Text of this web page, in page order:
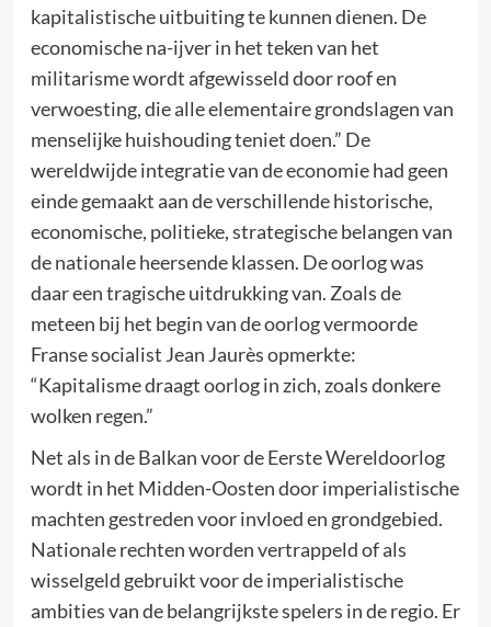
kapitalistische uitbuiting te kunnen dienen. De
economische na-ijver in het teken van het
militarisme wordt afgewisseld door roof en
verwoesting, die alle elementaire grondslagen van
menselijke huishouding teniet doen.” De
wereldwijde integratie van de economie had geen
einde gemaakt aan de verschillende historische,
economische, politieke, strategische belangen van
de nationale heersende klassen. De oorlog was
daar een tragische uitdrukking van. Zoals de
meteen bij het begin van de oorlog vermoorde
Franse socialist Jean Jaurès opmerkte:
“Kapitalisme draagt oorlog in zich, zoals donkere
wolken regen.”
Net als in de Balkan voor de Eerste Wereldoorlog
wordt in het Midden-Oosten door imperialistische
machten gestreden voor invloed en grondgebied.
Nationale rechten worden vertrappeld of als
wisselgeld gebruikt voor de imperialistische
ambities van de belangrijkste spelers in de regio. Er